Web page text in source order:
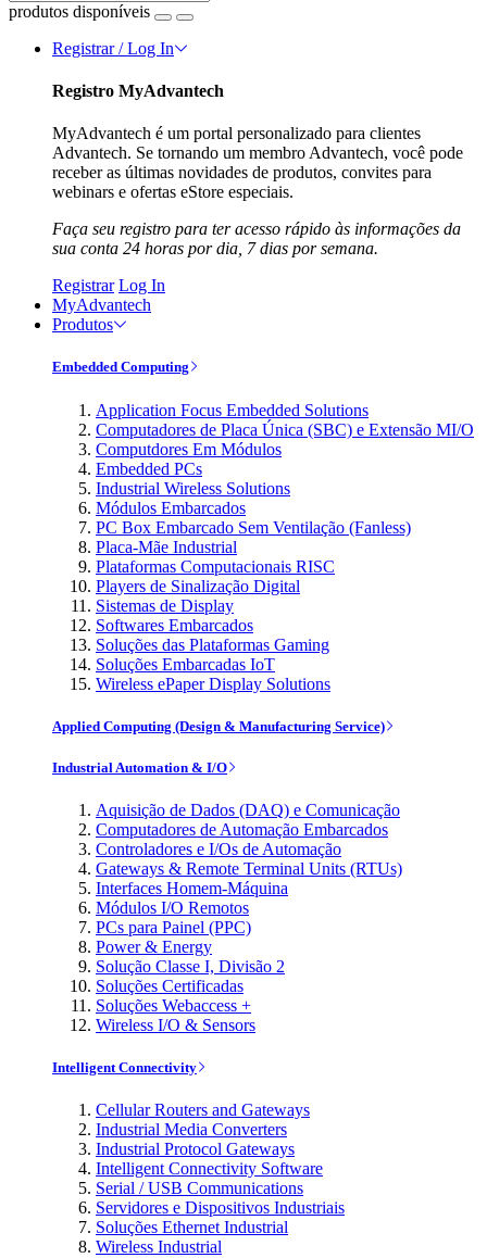
produtos disponíveis
Registrar / Log In
Registro MyAdvantech
MyAdvantech é um portal personalizado para clientes
Advantech. Se tornando um membro Advantech, você pode
receber as últimas novidades de produtos, convites para
webinars e ofertas eStore especiais.
Faça seu registro para ter acesso rápido às informações da
sua conta 24 horas por dia, 7 dias por semana.
Registrar Log In
MyAdvantech
Produtos
Embedded Computing
Application Focus Embedded Solutions
Computadores de Placa Única (SBC) e Extensão MI/O
Computdores Em Módulos
Embedded PCs
Industrial Wireless Solutions
Módulos Embarcados
PC Box Embarcado Sem Ventilação (Fanless)
Placa-Mãe Industrial
Plataformas Computacionais RISC
Players de Sinalização Digital
Sistemas de Display
Softwares Embarcados
Soluções das Plataformas Gaming
Soluções Embarcadas IoT
Wireless ePaper Display Solutions
Applied Computing (Design & Manufacturing Service)
Industrial Automation & I/O
Aquisição de Dados (DAQ) e Comunicação
Computadores de Automação Embarcados
Controladores e I/Os de Automação
Gateways & Remote Terminal Units (RTUs)
Interfaces Homem-Máquina
Módulos I/O Remotos
PCs para Painel (PPC)
Power & Energy
Solução Classe I, Divisão 2
Soluções Certificadas
Soluções Webaccess +
Wireless I/O & Sensors
Intelligent Connectivity
Cellular Routers and Gateways
Industrial Media Converters
Industrial Protocol Gateways
Intelligent Connectivity Software
Serial / USB Communications
Servidores e Dispositivos Industriais
Soluções Ethernet Industrial
Wireless Industrial